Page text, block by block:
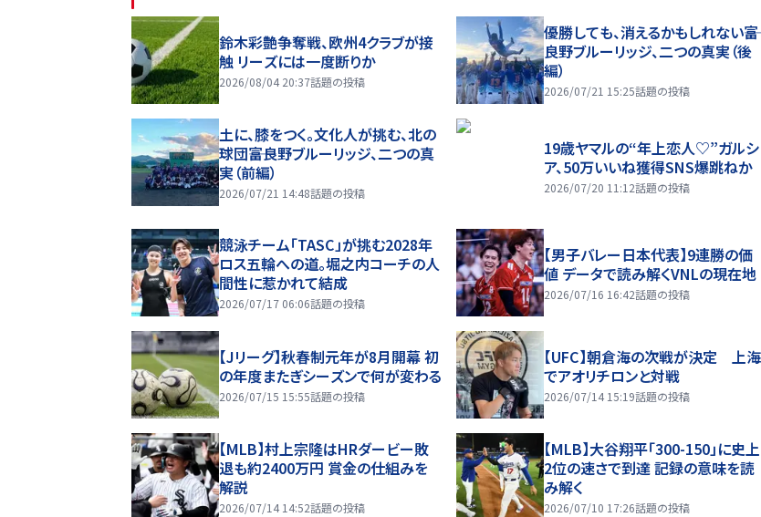
鈴木彩艶争奪戦、欧州4クラブが接
触 リーズには一度断りか
2026/08/04 20:37話題の投稿
優勝しても、消えるかもしれない――富
良野ブルーリッジ、二つの真実（後
編）
2026/07/21 15:25話題の投稿
土に、膝をつく。文化人が挑む、北の
球団――富良野ブルーリッジ、二つの真
実（前編）
2026/07/21 14:48話題の投稿
19歳ヤマルの“年上恋人♡”ガルシ
ア、50万いいね獲得SNS爆跳ねか
2026/07/20 11:12話題の投稿
競泳チーム「TASC」が挑む2028年
ロス五輪への道。堀之内コーチの人
間性に惹かれて結成
2026/07/17 06:06話題の投稿
【男子バレー日本代表】9連勝の価
値 データで読み解くVNLの現在地
2026/07/16 16:42話題の投稿
【Jリーグ】秋春制元年が8月開幕 初
の年度またぎシーズンで何が変わる
2026/07/15 15:55話題の投稿
【UFC】朝倉海の次戦が決定 上海
でアオリチロンと対戦
2026/07/14 15:19話題の投稿
【MLB】村上宗隆はHRダービー敗
退も約2400万円 賞金の仕組みを
解説
2026/07/14 14:52話題の投稿
【MLB】大谷翔平「300-150」に史上
2位の速さで到達 記録の意味を読
み解く
2026/07/10 17:26話題の投稿